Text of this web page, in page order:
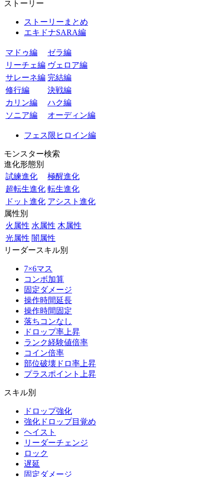
ストーリー
ストーリーまとめ
エキドナSARA編
マドゥ編
ゼラ編
リーチェ編 ヴェロア編
サレーネ編 完結編
修行編
決戦編
カリン編
ハク編
ソニア編
オーディン編
フェス限ヒロイン編
モンスター検索
進化形態別
試練進化
極醒進化
超転生進化 転生進化
ドット進化 アシスト進化
属性別
火属性 水属性 木属性
光属性 闇属性
リーダースキル別
7×6マス
コンボ加算
固定ダメージ
操作時間延長
操作時間固定
落ちコンなし
ドロップ率上昇
ランク経験値倍率
コイン倍率
部位破壊ドロ率上昇
プラスポイント上昇
スキル別
ドロップ強化
強化ドロップ目覚め
ヘイスト
リーダーチェンジ
ロック
遅延
固定ダメージ